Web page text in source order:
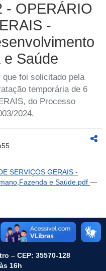
- OPERÁRIO
-
e Saúde
foi solicitado pela
temporária de 6
do Processo
2024.
SERVIÇOS GERAIS -
e Saúde.pdf —
– CEP: 35570-128
16h